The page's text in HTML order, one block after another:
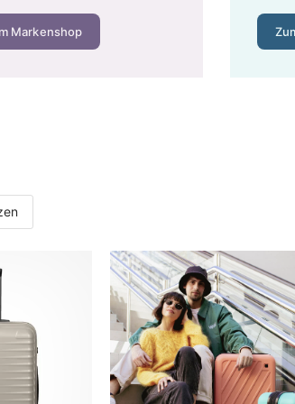
Überblick
Nylon, Lebensdauer 5–8 Jahre. Hier
für alle, die 3–5 Mal pro Jahr
oder Aluminium, Lebensdauer
Koffer für 180 € hält bei 10 Jahren
Jahr kauft Ihnen deutlich bessere
laufend in unseremKoffer-Sale–
Markenshop